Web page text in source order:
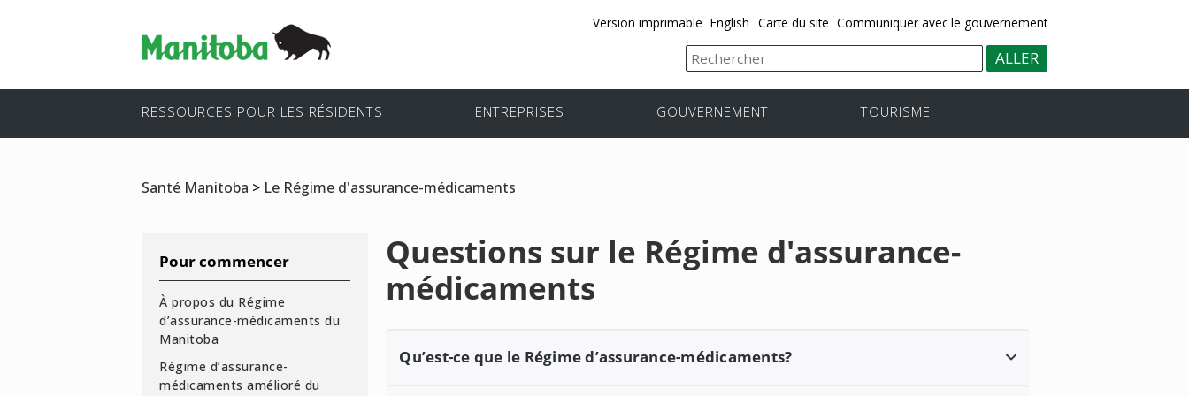
Version imprimable English Carte du site Communiquer avec le gouvernement
RESSOURCES POUR LES RÉSIDENTS ENTREPRISES GOUVERNEMENT TOURISME
Santé Manitoba > Le Régime d'assurance-médicaments
Questions sur le Régime d'assurance-
médicaments
Qu’est-ce que le Régime d’assurance-médicaments?
Pour commencer
À propos du Régime
d’assurance-médicaments du
Manitoba
Régime d’assurance-
médicaments amélioré du